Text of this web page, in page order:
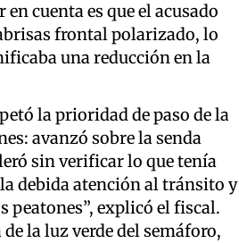
cuenta es que el acusado
frontal polarizado, lo
una reducción en la
la prioridad de paso de la
avanzó sobre la senda
sin verificar lo que tenía
debida atención al tránsito y
peatones”, explicó el fiscal.
la luz verde del semáforo,